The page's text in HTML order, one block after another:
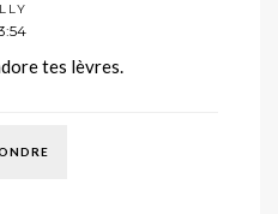
tes lèvres.